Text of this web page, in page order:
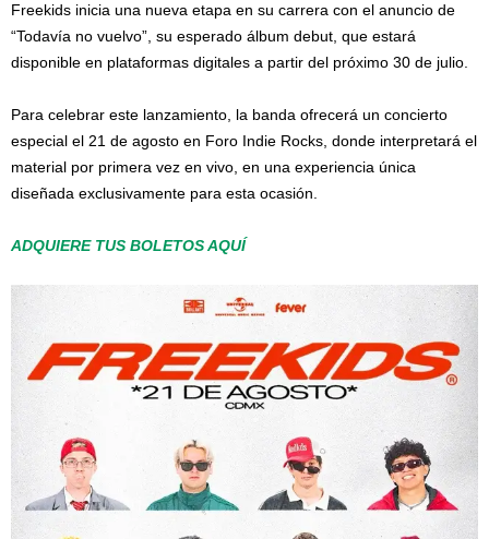
Freekids inicia una nueva etapa en su carrera con el anuncio de
“Todavía no vuelvo”, su esperado álbum debut, que estará
disponible en plataformas digitales a partir del próximo 30 de julio.
Para celebrar este lanzamiento, la banda ofrecerá un concierto
especial el 21 de agosto en Foro Indie Rocks, donde interpretará el
material por primera vez en vivo, en una experiencia única
diseñada exclusivamente para esta ocasión.
ADQUIERE TUS BOLETOS AQUÍ